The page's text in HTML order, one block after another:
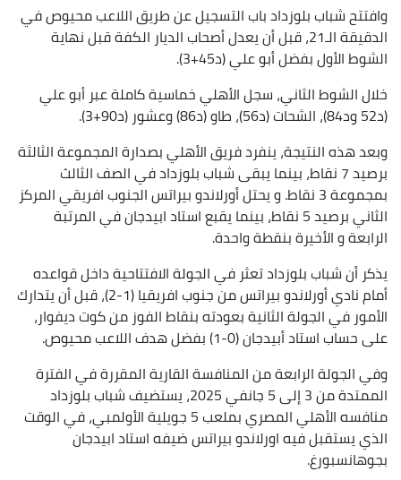
وافتتح شباب بلوزداد باب التسجيل عن طريق اللاعب محيوص في
الدقيقة الـ21، قبل أن يعدل أصحاب الديار الكفة قبل نهاية
الشوط الأول بفضل أبو علي (د45+3).
خلال الشوط الثاني، سجل الأهلي خماسية كاملة عبر أبو علي
وبعد هذه النتيجة، ينفرد فريق الأهلي بصدارة المجموعة الثالثة
برصيد 7 نقاط، بينما يبقى شباب بلوزداد في الصف الثالث
بمجموعة 3 نقاط. و يحتل أورلاندو بيراتس الجنوب افريقي المركز
الثاني برصيد 5 نقاط، بينما يقبع استاد ابيدجان في المرتبة
الرابعة و الأخيرة بنقطة واحدة.
يذكر أن شباب بلوزداد تعثر في الجولة الافتتاحية داخل قواعده
أمام نادي أورلاندو بيراتس من جنوب افريقيا (1-2)، قبل أن يتدارك
الأمور في الجولة الثانية بعودته بنقاط الفوز من كوت ديفوار،
على حساب استاد أبيدجان (0-1) بفضل هدف اللاعب محيوص.
وفي الجولة الرابعة من المنافسة القارية المقررة في الفترة
الممتدة من 3 إلى 5 جانفي 2025، يستضيف شباب بلوزداد
منافسه الأهلي المصري بملعب 5 جويلية الأولمبي، في الوقت
الذي يستقبل فيه اورلاندو بيراتس ضيفه استاد ابيدجان
بجوهانسبورغ.